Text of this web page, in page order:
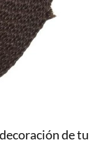
de tu